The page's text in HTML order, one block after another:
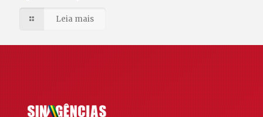
Leia mais